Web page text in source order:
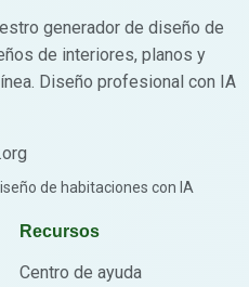
generador de diseño de
de interiores, planos y
Diseño profesional con IA
de habitaciones con IA
Recursos
Centro de ayuda